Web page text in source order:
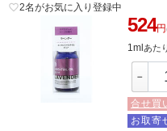
favorite_border2名がお気に入り登録中
524円
1mlあた
－
合せ買
お取寄